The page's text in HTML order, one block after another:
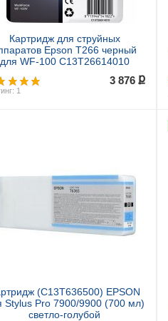
Картридж для струйных
Epson T266 черный
для WF-100 C13T26614010
1
3 876 ք
(C13T636500) EPSON
Stylus Pro 7900/9900 (700 мл)
светло-голубой